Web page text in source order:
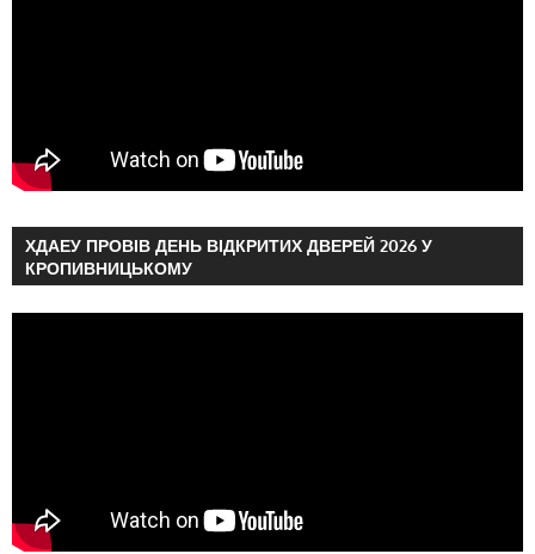
ХДАЕУ ПРОВІВ ДЕНЬ ВІДКРИТИХ ДВЕРЕЙ 2026 У
КРОПИВНИЦЬКОМУ